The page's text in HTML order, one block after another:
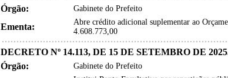
Órgão:
Gabinete do Prefeito
Ementa:
Abre crédito adicional suplementar ao
4.608.773,00
DECRETO Nº 14.113, DE 15 DE SETEMBRO DE
Órgão:
Gabinete do Prefeito